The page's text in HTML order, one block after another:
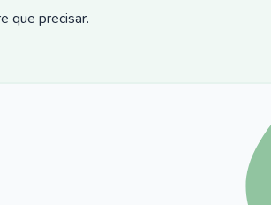
que precisar.